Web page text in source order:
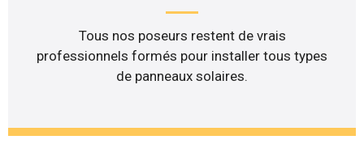
Tous nos poseurs restent de vrais
professionnels formés pour installer tous types
de panneaux solaires.